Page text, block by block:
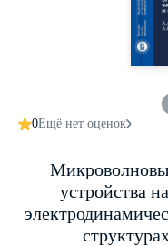
0Ещё нет оценок
устройства